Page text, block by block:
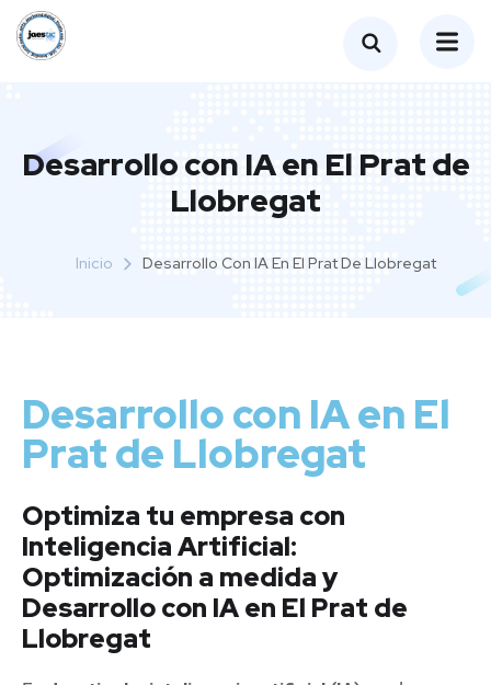
Desarrollo con IA en El Prat de
Llobregat
Inicio Desarrollo Con IA En El Prat De Llobregat
Desarrollo con IA en El
Prat de Llobregat
Optimiza tu empresa con
Inteligencia Artificial:
Optimización a medida y
Desarrollo con IA en El Prat de
Llobregat